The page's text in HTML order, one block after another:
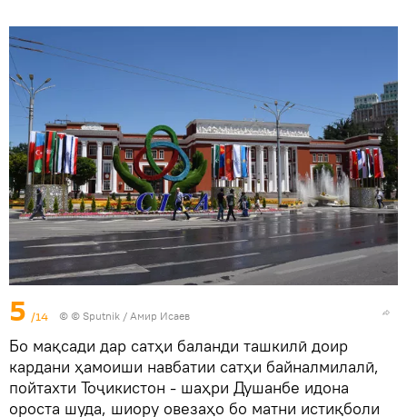
5 /14 © © Sputnik / Амир Исаев
Бо мақсади дар сатҳи баланди ташкилӣ доир
кардани ҳамоиши навбатии сатҳи байналмилалӣ,
пойтахти Тоҷикистон - шаҳри Душанбе идона
ороста шуда, шиору овезаҳо бо матни истиқболи